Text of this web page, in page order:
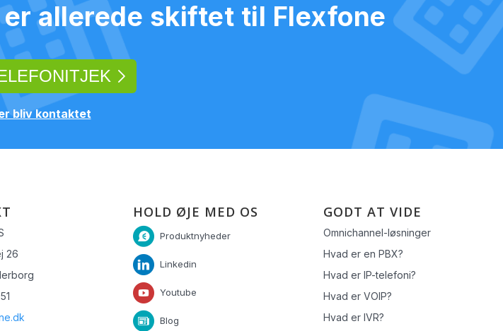
allerede skiftet til Flexfone
bliv kontaktet
26
HOLD ØJE MED OS
Produktnyheder
Linkedin
Youtube
Blog
GODT AT VIDE
Omnichannel-løsninger
Hvad er en PBX?
Hvad er IP-telefoni?
Hvad er VOIP?
Hvad er IVR?